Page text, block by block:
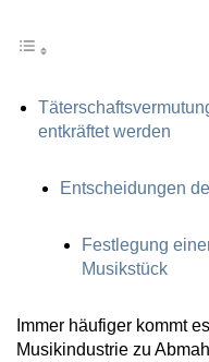
entkräftet werden
Entscheidungen
Festlegung
Musikstück
Immer häufiger kommt
Musikindustrie zu